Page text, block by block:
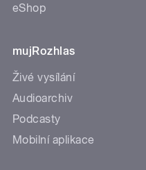
eShop
mujRozhlas
Živé vysílání
Audioarchiv
Podcasty
Mobilní aplikace